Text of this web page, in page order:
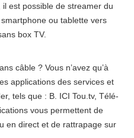
est possible de streamer du
ou tablette vers
box TV.
câble ? Vous n’avez qu’à
applications des services et
tels que : B. ICI Tou.tv, Télé-
vous permettent de
en direct et de rattrapage sur